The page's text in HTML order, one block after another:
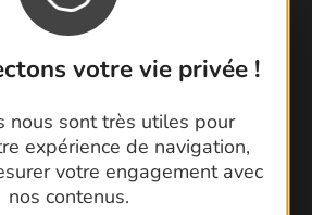
votre vie privée !
nous sont très utiles pour
expérience de navigation,
votre engagement avec
nos contenus.
Foire aux questions
et Topoguides
Latitude Gard